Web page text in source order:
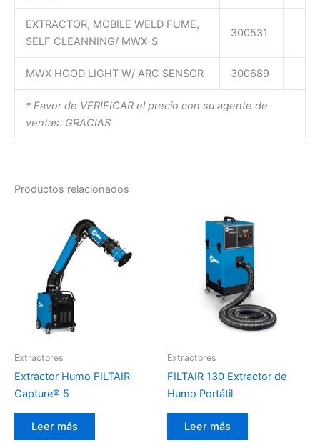
EXTRACTOR, MOBILE WELD FUME,
SELF CLEANNING/ MWX-S
300531
MWX HOOD LIGHT W/ ARC SENSOR 300689
* Favor de VERIFICAR el precio con su agente de
ventas. GRACIAS
Productos relacionados
Extractores
Extractor Humo FILTAIR
Capture® 5
Leer más
Extractores
FILTAIR 130 Extractor de
Humo Portátil
Leer más